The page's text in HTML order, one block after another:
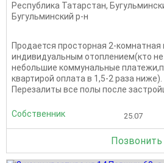
Республика Татарстан,
Бугульминский р-н
Продается просторная 2-комнатная
индивидуальным отоплением(кто
небольшие коммунальные
квартирой оплата в 1,5-2 раза
Перезалиты все полы после
Собственник 25.07
Позвонить